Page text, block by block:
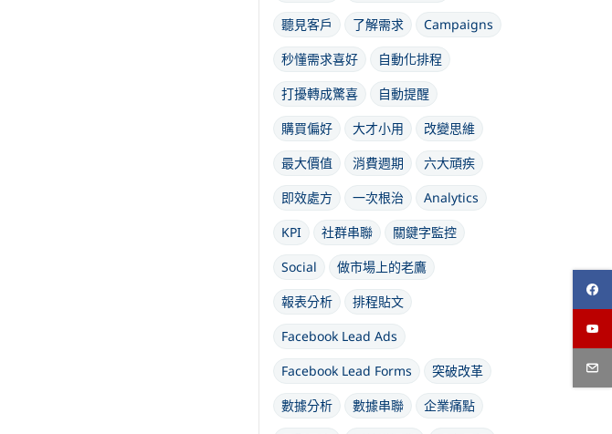
聽見客戶
了解需求
Campaigns
秒懂需求喜好
自動化排程
打擾轉成驚喜
自動提醒
購買偏好
大才小用
改變思維
最大價值
消費週期
六大頑疾
即效處方
一次根治
Analytics
KPI
社群串聯
關鍵字監控
Social
做市場上的老鷹
報表分析
排程貼文
Facebook Lead Ads
Facebook Lead Forms
突破改革
數據分析
數據串聯
企業痛點